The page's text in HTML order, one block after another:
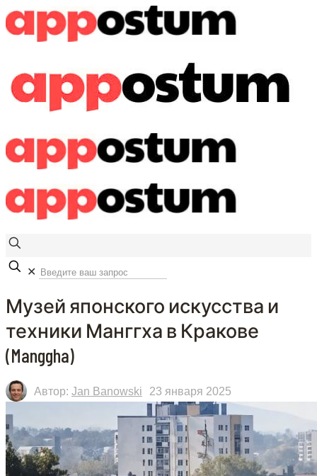
✕
Музей японского искусства и
техники Манггха в Кракове
(Manggha)
Автор: Jan Banowski 23 января 2025